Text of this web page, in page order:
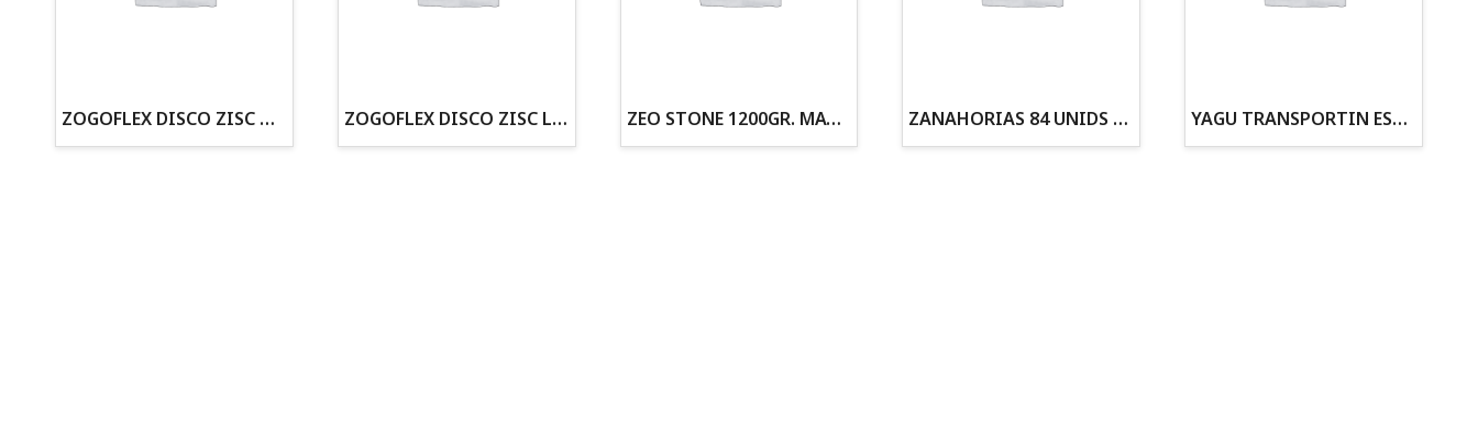
· Asesoramiento profesional personalizado
ZOGOFLEX DISCO ZISC MINI (16CM) FLUORESCENTE ZOGOFLEX DISCO ZISC L (21.6CM) FLUORESCENTE ZEO STONE 1200GR. MATERIAL FILTRANTE ZANAHORIAS 84 UNIDS EN DISPLAY YAGU TRANSPORTIN ESPUMA CAMUFLAJE Nº1 36x30x28